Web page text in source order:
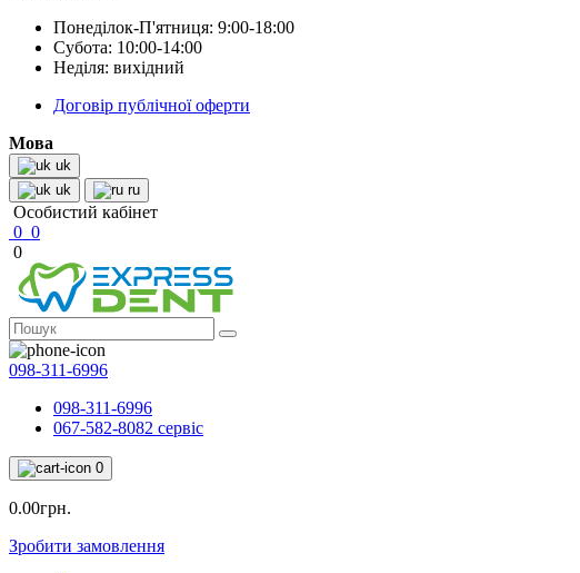
Понеділок-П'ятниця: 9:00-18:00
Субота: 10:00-14:00
Неділя: вихідний
Договір публічної оферти
Мова
uk
uk
ru
Особистий кабінет
0 0
0
098-311-6996
098-311-6996
067-582-8082 сервіс
0
0.00грн.
Зробити замовлення